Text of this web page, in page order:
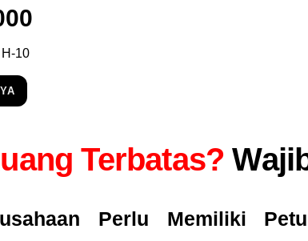
10
Terbatas?
Perlu Memiliki